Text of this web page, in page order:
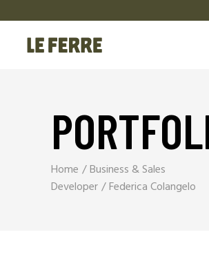
Home
Business & Sales
Developer
Federica Colangelo